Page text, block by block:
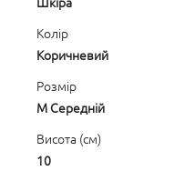
Колір
Коричневий
Розмір
M Середній
Висота (см)
10